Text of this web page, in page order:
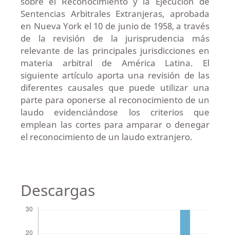
Sentencias Arbitrales Extranjeras, aprobada
en Nueva York el 10 de junio de 1958, a través
de la revisión de la jurisprudencia más
relevante de las principales jurisdicciones en
materia arbitral de América Latina. El
siguiente artículo aporta una revisión de las
diferentes causales que puede utilizar una
parte para oponerse al reconocimiento de un
laudo evidenciándose los criterios que
emplean las cortes para amparar o denegar
el reconocimiento de un laudo extranjero.
Descargas